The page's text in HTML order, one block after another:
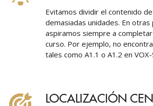
Evitamos dividir el contenido
demasiadas unidades. En otras
aspiramos siempre a completar
curso. Por ejemplo, no
tales como A1.1 o A1.2 en
LOCALIZACIÓN